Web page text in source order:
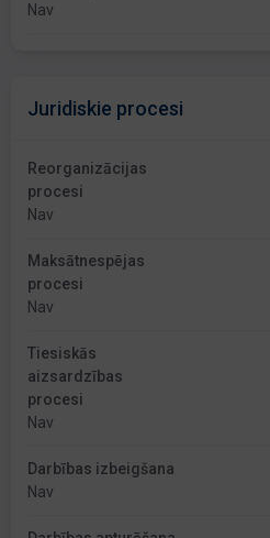
Nav
Juridiskie procesi
Reorganizācijas
procesi
Nav
Maksātnespējas
procesi
Nav
Tiesiskās
aizsardzības
procesi
Nav
Darbības izbeigšana
Nav